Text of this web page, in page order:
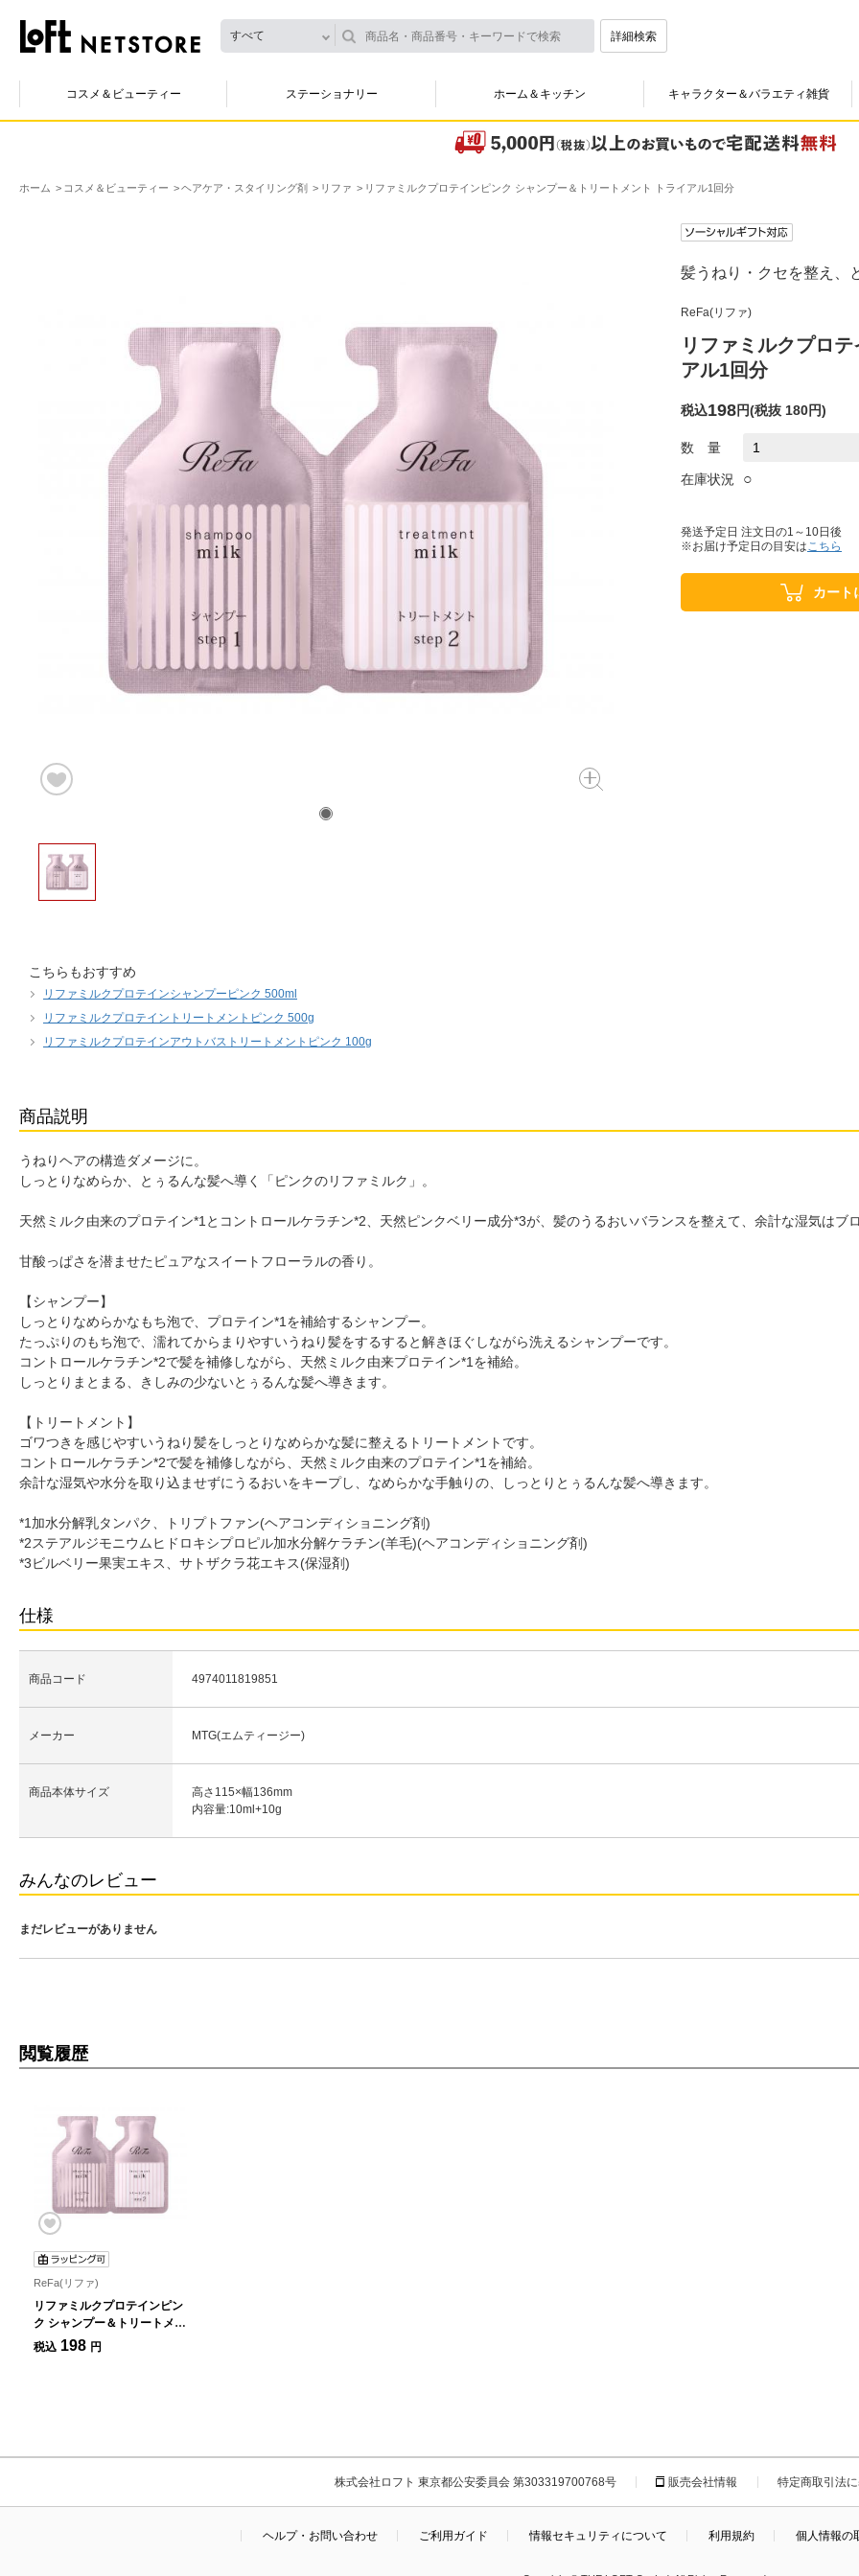
すべて 詳細検索
コスメ＆ビューティー ステーショナリー ホーム＆キッチン キャラクター＆バラエティ雑貨
ホーム コスメ＆ビューティー ヘアケア・スタイリング剤 リファ リファミルクプロテインピンク シャンプー＆トリートメント トライアル1回分
髪うねり・クセを整え、
ReFa(リファ)
リファミルクプロ
アル1回分
税込198円(税抜 180円)
数 量
在庫状況 ○
発送予定日 注文日の1～10日後
※お届け予定日の目安はこちら
カート
こちらもおすすめ
リファミルクプロテインシャンプーピンク 500ml
リファミルクプロテイントリートメントピンク 500g
リファミルクプロテインアウトバストリートメントピンク 100g
商品説明
うねりヘアの構造ダメージに。
しっとりなめらか、とぅるんな髪へ導く「ピンクのリファミルク」。
天然ミルク由来のプロテイン*1とコントロールケラチン*2、天然ピンクベリー成分*3が、髪のうるおいバランスを整えて、余計な湿気はブ
甘酸っぱさを潜ませたピュアなスイートフローラルの香り。
【シャンプー】
しっとりなめらかなもち泡で、プロテイン*1を補給するシャンプー。
たっぷりのもち泡で、濡れてからまりやすいうねり髪をするすると解きほぐしながら洗えるシャンプーです。
コントロールケラチン*2で髪を補修しながら、天然ミルク由来プロテイン*1を補給。
しっとりまとまる、きしみの少ないとぅるんな髪へ導きます。
【トリートメント】
ゴワつきを感じやすいうねり髪をしっとりなめらかな髪に整えるトリートメントです。
コントロールケラチン*2で髪を補修しながら、天然ミルク由来のプロテイン*1を補給。
余計な湿気や水分を取り込ませずにうるおいをキープし、なめらかな手触りの、しっとりとぅるんな髪へ導きます。
*1加水分解乳タンパク、トリプトファン(ヘアコンディショニング剤)
*2ステアルジモニウムヒドロキシプロピル加水分解ケラチン(羊毛)(ヘアコンディショニング剤)
*3ビルベリー果実エキス、サトザクラ花エキス(保湿剤)
仕様
商品コード 4974011819851
メーカー MTG(エムティージー)
商品本体サイズ
高さ115×幅136mm
内容量:10ml+10g
みんなのレビュー
まだレビューがありません
閲覧履歴
ReFa(リファ)
リファミルクプロテインピン
ク シャンプー＆トリートメン
ト トライアル1回分
税込 198 円
株式会社ロフト 東京都公安委員会 第303319700768号 販売会社情報 特定商取引法
ヘルプ・お問い合わせ ご利用ガイド 情報セキュリティについて 利用規約 個人情報の